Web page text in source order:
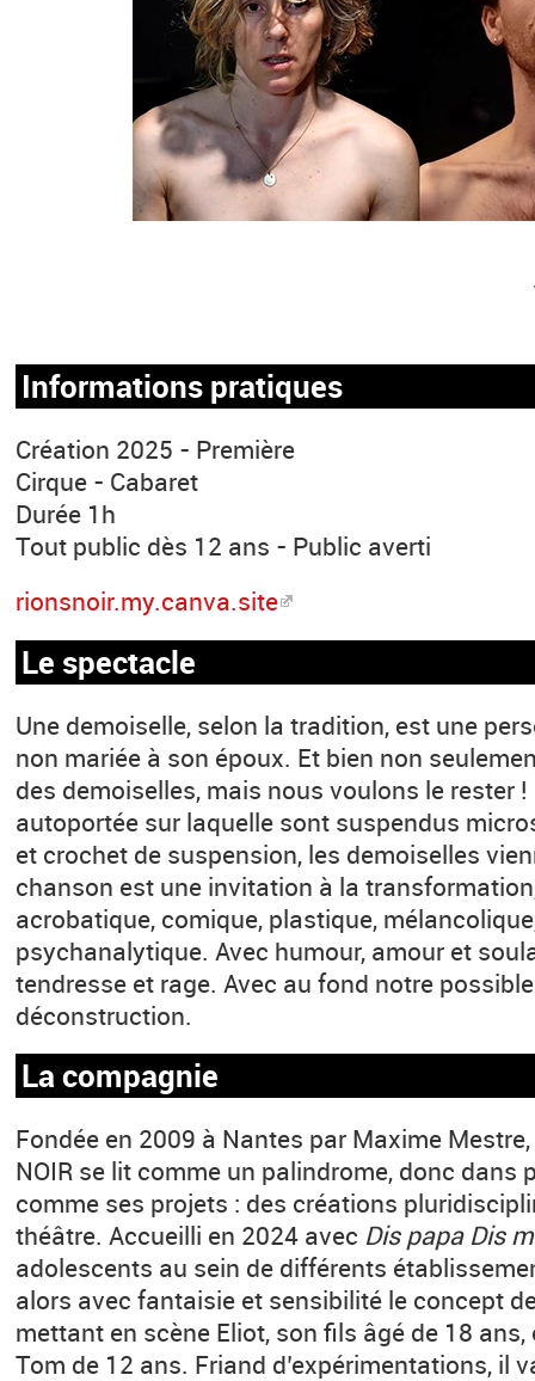
Informations pratiques
Création 2025 - Première
Cirque - Cabaret
Durée 1h
Tout public dès 12 ans - Public averti
rionsnoir.my.canva.site
Le spectacle
Une demoiselle, selon la tradition, est une
non mariée à son époux. Et bien non
des demoiselles, mais nous voulons le rester
autoportée sur laquelle sont suspendus
et crochet de suspension, les demoiselles
chanson est une invitation à la
acrobatique, comique, plastique,
psychanalytique. Avec humour, amour et
tendresse et rage. Avec au fond notre
déconstruction.
La compagnie
Fondée en 2009 à Nantes par Maxime Mestre,
NOIR se lit comme un palindrome, donc dans
comme ses projets : des créations
théâtre. Accueilli en 2024 avec Dis papa Dis
adolescents au sein de différents
alors avec fantaisie et sensibilité le concept
mettant en scène Eliot, son fils âgé de 18
Tom de 12 ans. Friand d’expérimentations, il